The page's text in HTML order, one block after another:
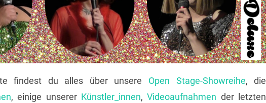
findest du alles über unsere Open Stage-Showreihe, die
, einige unserer Künstler_innen,Videoaufnahmen der letzten